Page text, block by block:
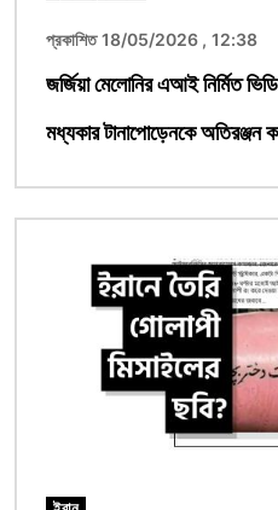
প্রকাশিত 18/05/2026 , 12:38
জর্জিয়া মেলোনির এআই নির্মিত
মধ্যকার টানাপোড়েনকে অতিরঞ্জন